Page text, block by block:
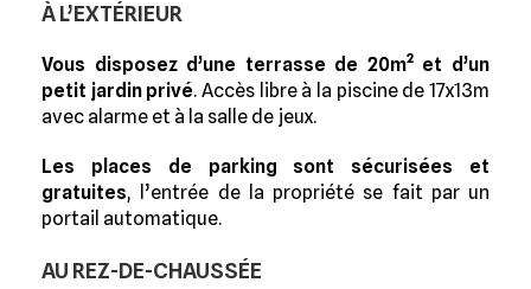
À L’EXTÉRIEUR
Vous disposez d’une terrasse de 20m² et d’un
petit jardin privé. Accès libre à la piscine de 17x13m
avec alarme et à la salle de jeux.
Les places de parking sont sécurisées et
gratuites, l’entrée de la propriété se fait par un
portail automatique.
AU REZ-DE-CHAUSSÉE